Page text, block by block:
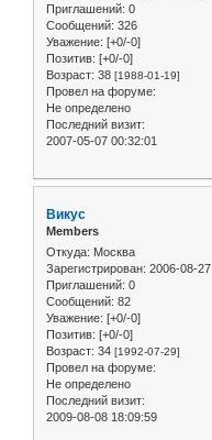
Приглашений: 0
Сообщений: 326
Уважение: [+0/-0]
Позитив: [+0/-0]
Возраст: 38 [1988-01-19]
Провел на форуме:
Не определено
Последний визит:
2007-05-07 00:32:01
Викус
Members
Откуда: Москва
Зарегистрирован: 2006-08-27
Приглашений: 0
Сообщений: 82
Уважение: [+0/-0]
Позитив: [+0/-0]
Возраст: 34 [1992-07-29]
Провел на форуме:
Не определено
Последний визит:
2009-08-08 18:09:59